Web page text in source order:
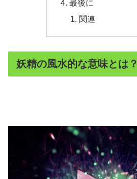
最後に
関連
妖精の風水的な意味とは？